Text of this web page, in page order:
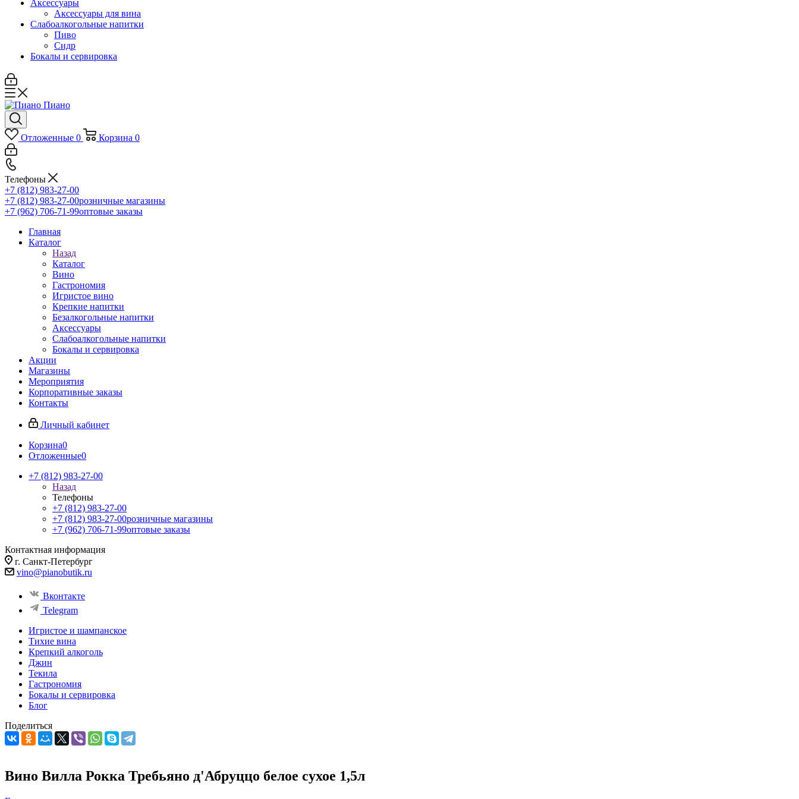
Аксессуары
Аксессуары для вина
Слабоалкогольные напитки
Пиво
Сидр
Бокалы и сервировка
Отложенные 0 Корзина 0
Телефоны
+7 (812) 983-27-00
+7 (812) 983-27-00розничные магазины
+7 (962) 706-71-99оптовые заказы
Главная
Каталог
Назад
Каталог
Вино
Гастрономия
Игристое вино
Крепкие напитки
Безалкогольные напитки
Аксессуары
Слабоалкогольные напитки
Бокалы и сервировка
Акции
Магазины
Мероприятия
Корпоративные заказы
Контакты
Личный кабинет
Корзина0
Отложенные0
+7 (812) 983-27-00
Назад
Телефоны
+7 (812) 983-27-00
+7 (812) 983-27-00розничные магазины
+7 (962) 706-71-99оптовые заказы
Контактная информация
г. Санкт-Петербург
vino@pianobutik.ru
Вконтакте
Telegram
Игристое и шампанское
Тихие вина
Крепкий алкоголь
Джин
Текила
Гастрономия
Бокалы и сервировка
Блог
Поделиться
Вино Вилла Рокка Требьяно д'Абруццо белое сухое 1,5л